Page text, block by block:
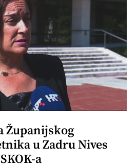
Županijskog
u Zadru Nives
a